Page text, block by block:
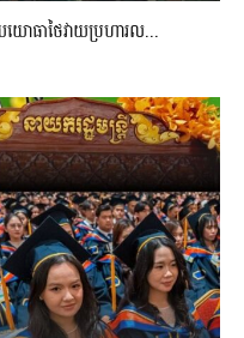
ោធាថៃវាយប្រហារល...